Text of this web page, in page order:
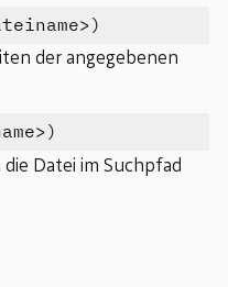
der angegebenen
Datei im Suchpfad